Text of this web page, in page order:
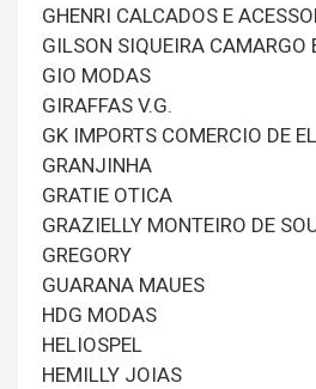
GHENRI CALCADOS E
GILSON SIQUEIRA CAMARGO
GIO MODAS
GIRAFFAS V.G.
GK IMPORTS COMERCIO DE
GRANJINHA
GRATIE OTICA
GRAZIELLY MONTEIRO DE
GREGORY
GUARANA MAUES
HDG MODAS
HELIOSPEL
HEMILLY JOIAS